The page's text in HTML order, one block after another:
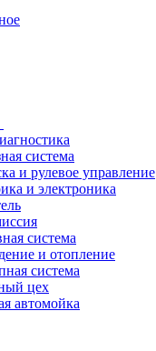
система
и рулевое управление
и электроника
система
и отопление
система
цех
автомойка